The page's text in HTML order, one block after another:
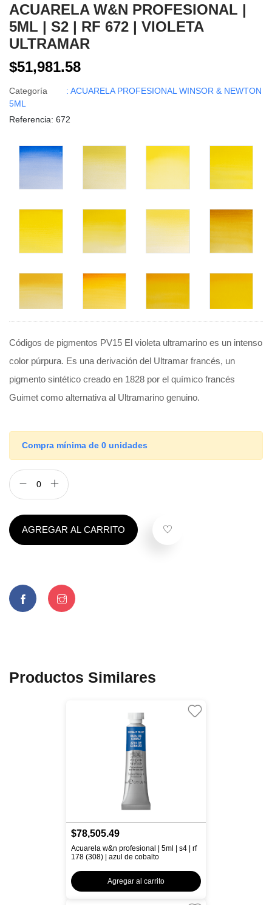
ACUARELA W&N PROFESIONAL |
5ML | S2 | RF 672 | VIOLETA
ULTRAMAR
$51,981.58
Categoría
: ACUARELA PROFESIONAL WINSOR & NEWTON
5ML
Referencia: 672
Códigos de pigmentos PV15 El violeta ultramarino es un intenso
color púrpura. Es una derivación del Ultramar francés, un
pigmento sintético creado en 1828 por el químico francés
Guimet como alternativa al Ultramarino genuino.
Compra mínima de 0 unidades
AGREGAR AL CARRITO
Productos Similares
$78,505.49
Acuarela w&n profesional | 5ml | s4 | rf
178 (308) | azul de cobalto
Agregar al carrito